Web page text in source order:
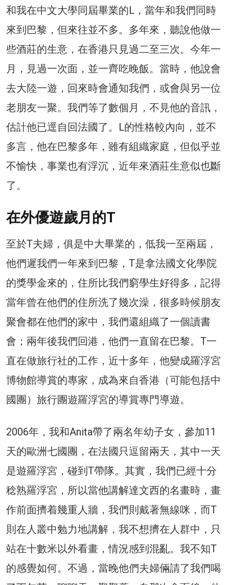
和我在中文大學同屆畢業的L，當年和我們同時
來到巴黎，但來往並不多。多年來，聽說他做一
些酒莊的生意，在香港只見過二至三次。今年一
月，見過一次面，並一齊吃晚飯。當時，他說會
去大陸一遊，回來時會通知我們，或會與另一位
老朋友一聚。我們等了數個月，不見他的音訊，
估計他已逕自回法國了。L的性格較內向，並不
多言，他在巴黎多年，雖有組織家庭，但似乎並
不愉快，事業也有浮沉，近年來酒莊生意似也斷
了。
在外優遊歲月的T
至於T夫婦，俱是中大畢業的，低我一至兩屆，
他們遲我們一年來到巴黎，T是拿法國文化學院
的獎學金來的，住所比我們窮學生好得多，記得
當年曾在他們的住所洗了幾次澡，很多時候朋友
聚會都在他們的家中，我們還組織了一個讀書
會；兩年後我們回港，他們一直留在巴黎。T一
直在做旅行社的工作，近十多年，他變成羅浮宮
博物館導賞的專家，成為來自香港（可能包括中
國團）旅行團遊羅浮宮的導賞專門導遊。
2006年，我和Anita帶了兩名年幼子女，參加11
天的歐洲七國團，在法國只逗留兩天，其中一天
是遊羅浮宮，碰到T帶隊。其實，我們已經十分
稔熟羅浮宮，所以當他講解達文西的名畫時，畫
作前面擠着幾重人牆，我們則戴著無線咪，而T
則在人叢中勉力地講解，我不想擠在人群中，只
站在十數米以外看畫，情況感到混亂。我不知T
的感覺如何。不過，當晚他們夫婦倆請了我們喝